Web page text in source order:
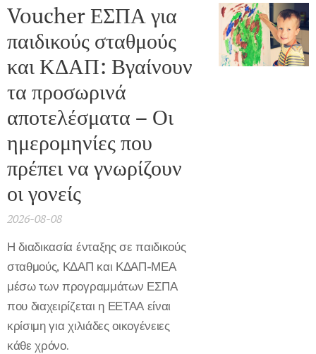
Voucher ΕΣΠΑ για
παιδικούς σταθμούς
και ΚΔΑΠ: Βγαίνουν
τα προσωρινά
αποτελέσματα – Οι
ημερομηνίες που
πρέπει να γνωρίζουν
οι γονείς
2026-08-08
Η διαδικασία ένταξης σε παιδικούς
σταθμούς, ΚΔΑΠ και ΚΔΑΠ-ΜΕΑ
μέσω των προγραμμάτων ΕΣΠΑ
που διαχειρίζεται η ΕΕΤΑΑ είναι
κρίσιμη για χιλιάδες οικογένειες
κάθε χρόνο.